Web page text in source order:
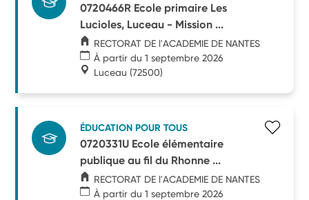
0720466R Ecole primaire Les
Lucioles, Luceau - Mission ...
RECTORAT DE l'ACADEMIE DE NANTES
À partir du 1 septembre 2026
Luceau (72500)
ÉDUCATION POUR TOUS
0720331U Ecole élémentaire
publique au fil du Rhonne ...
RECTORAT DE l'ACADEMIE DE NANTES
À partir du 1 septembre 2026